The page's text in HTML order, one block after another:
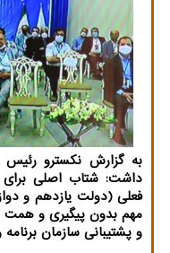
به گزارش نکسترو رئیس
داشت: شتاب اصلی
فعلی (دولت یازدهم و
مهم بدون پیگیری و همت
و پشتیبانی سازمان